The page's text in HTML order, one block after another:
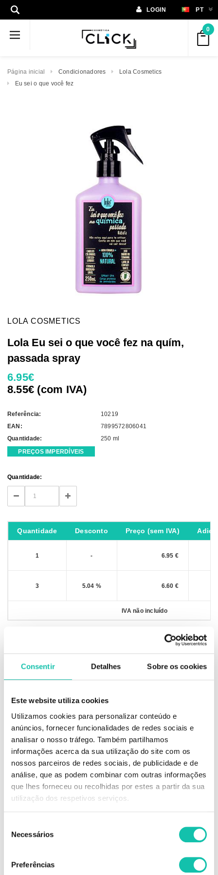
Consentir Detalhes Sobre os cookies
Este website utiliza cookies
Utilizamos cookies para personalizar conteúdo e
anúncios, fornecer funcionalidades de redes sociais e
analisar o nosso tráfego. Também partilhamos
informações acerca da sua utilização do site com os
nossos parceiros de redes sociais, de publicidade e de
análise, que as podem combinar com outras informações
que lhes forneceu ou recolhidas por estes a partir da sua
utilização dos respetivos serviços.
Necessários
Preferências
LOGIN PT
0
Página inicial Condicionadores
Lola Cosmetics
Eu sei o que você fez
LOLA COSMETICS
Lola Eu sei o que você fez na quím,
passada spray
6.95€
8.55€ (com IVA)
Referência:
10219
EAN:
7899572806041
Quantidade:
250 ml
PREÇOS IMPERDÍVEIS
Current
Stock:
Quantidade:
DECREASE
QUANTITY:
INCREASE
QUANTITY:
Quantidade Desconto Preço (sem IVA)
1 - 6.95 €
3 5.04 % 6.60 €
IVA não incluído
DESCRIÇÃO
Produto que melhora a permeabilidade à humidade, a capacidade de
retenção de água, possuindo propriedades antioxidantes. Promove a
hidratação, fortalece os fios protege a cor e dá brilho. Ótimos resultados
quando aplicado após o processo de descoloração ou coloração para
recuperação imediata da superfície danificada dos cabelos.
MODO DE UTILIZAÇÃO:
e deixar agir durante 5 minutos. Não enxaguar. Finalizar o tratamento
com a CPA Máscara. Dica: Pode ser adicionado ao descolorante/oxidante
Comprar Condicionadores Eu sei o que você fez LOLA COSMETICS